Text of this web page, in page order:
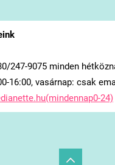
247-9075 minden
16:00, vasárnap: csak
24)